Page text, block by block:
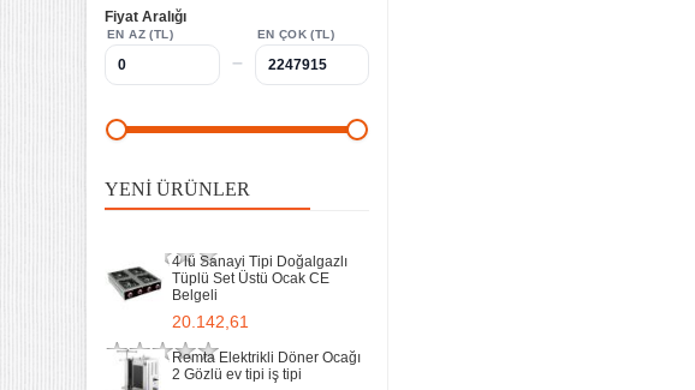
Fiyat Aralığı
EN AZ (TL)
–
EN ÇOK (TL)
YENI ÜRÜNLER
13.200,00
Remta Elektrikli Döner Ocağı
Tek Gözlü ev tipi iş tipi
Makinası Değişir Plaka Çap
17,5
4 lü Sanayi Tipi Doğalgazlı
Tüplü Set Üstü Ocak CE
Belgeli
20.142,61
Remta Elektrikli Döner Ocağı
2 Gözlü ev tipi iş tipi